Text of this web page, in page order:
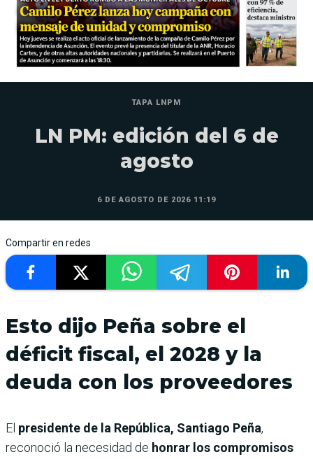
TAPA LNPM
LN PM: edición del 6 de
agosto
6 DE AGOSTO DE 2026 11:19
Compartir en redes
Esto dijo Peña sobre el
déficit fiscal, el 2028 y la
deuda con los proveedores
El presidente de la República, Santiago Peña,
reconoció la necesidad de honrar los compromisos